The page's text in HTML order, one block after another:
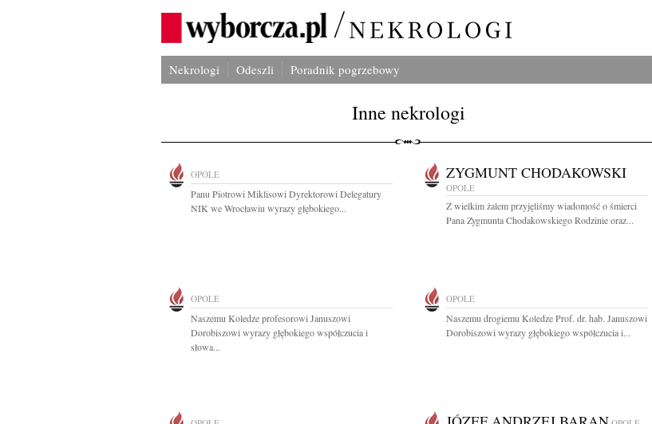
Nekrologi Odeszli Poradnik pogrzebowy
Inne nekrologi
OPOLE
Panu Piotrowi Miklisowi Dyrektorowi Delegatury
NIK we Wrocławiu wyrazy głębokiego...
ZYGMUNT CHODAKOWSKI
OPOLE
Z wielkim żalem przyjęliśmy wiadomość o śmierci
Pana Zygmunta Chodakowskiego Rodzinie oraz...
OPOLE
Naszemu Koledze profesorowi Januszowi
Dorobiszowi wyrazy głębokiego współczucia i
słowa...
OPOLE
Naszemu drogiemu Koledze Prof. dr. hab. Januszowi
Dorobiszowi wyrazy głębokiego współczucia i...